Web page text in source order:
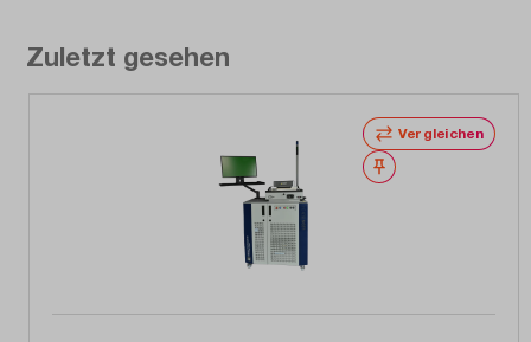
Zuletzt gesehen
Vergleichen
Merken